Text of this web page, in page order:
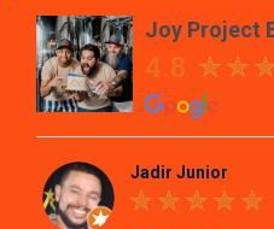
Joy Project
4.8
Jadir Junior